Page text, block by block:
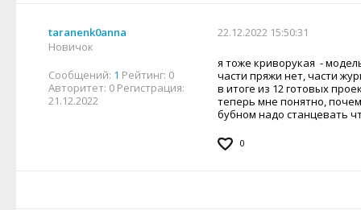
taranenk0anna
Новичок
Сообщений: 1 Рейтинг: 0
Авторитет: 0 Регистрация:
21.12.2022
22.12.2022 15:50:31
я тоже криворукая -
части пряжи нет, части
в итоге из 12 готовых
теперь мне понятно,
бубном надо станцевать
0